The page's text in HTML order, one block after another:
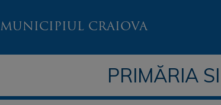
MUNICIPIUL CRAIOVA
PRIMĂRIA